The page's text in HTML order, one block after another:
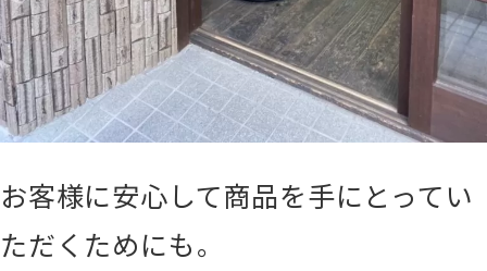
お客様に安心して商品を手にとってい
ただくためにも。